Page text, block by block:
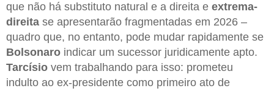
que não há substituto natural e a direita e extrema-
direita se apresentarão fragmentadas em 2026 –
quadro que, no entanto, pode mudar rapidamente se
Bolsonaro indicar um sucessor juridicamente apto.
Tarcísio vem trabalhando para isso: prometeu
indulto ao ex-presidente como primeiro ato de